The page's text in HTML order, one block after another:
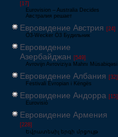
[17]
Eurovision – Australia Decides
Австралия решает
Евровидение Австрия [24]
Ö3-Wecker Ö3 Будильник
Евровидение
Азербайджан [549]
Avrovijn Avroviziya Mahnı Müsabiqəsi
Евровидение Албания [32]
Festivali Evropian i Këngës
Евровидение Андорра [15]
Eurovisió
Евровидение Армения
[228]
Եվրատեսիլ երգի մրցույթ